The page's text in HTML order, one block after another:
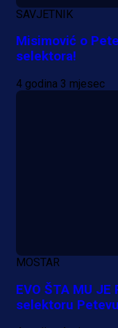
A Selekcija
Da li je
je
SAVJETNIK
Misimović o
selektora!
4 godina 3 mjesec
MOSTAR
EVO ŠTA MU
selektoru